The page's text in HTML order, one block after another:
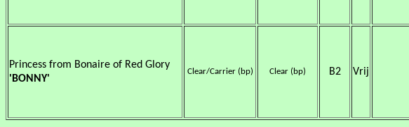
Princess from Bonaire of Red Glory
'BONNY'
Clear/Carrier (bp) Clear (bp) B2 Vrij